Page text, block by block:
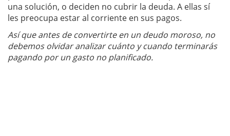
una solución, o deciden no cubrir la deuda. A ellas sí
les preocupa estar al corriente en sus pagos.
Así que antes de convertirte en un deudo moroso, no
debemos olvidar analizar cuánto y cuando terminarás
pagando por un gasto no planificado.